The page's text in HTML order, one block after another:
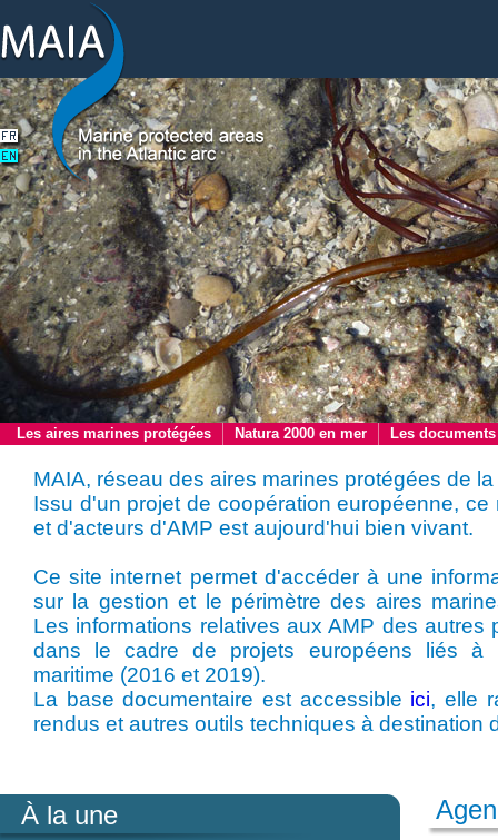
Les aires marines protégées Natura 2000 en mer Les documents
MAIA, réseau des aires marines protégées de
Issu d'un projet de coopération européenne,
et d'acteurs d'AMP est aujourd'hui bien vivant.
Ce site internet permet d'accéder à une
sur la gestion et le périmètre des aires
Les informations relatives aux AMP des autres
dans le cadre de projets européens liés à
maritime (2016 et 2019).
La base documentaire est accessible ici, elle
rendus et autres outils techniques à destination
À la une